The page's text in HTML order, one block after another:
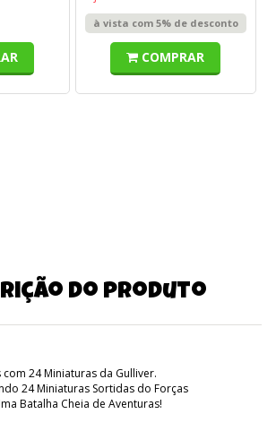
à vista com 5% de desconto
COMPRAR
do produto
24 Miniaturas da Gulliver.
24 Miniaturas Sortidas do Forças
Batalha Cheia de Aventuras!